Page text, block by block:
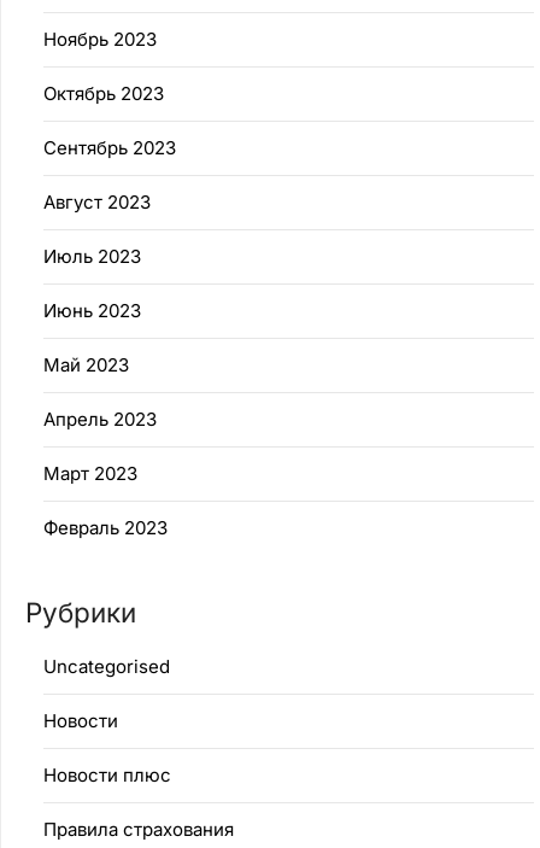
Ноябрь 2023
Октябрь 2023
Сентябрь 2023
Август 2023
Июль 2023
Июнь 2023
Май 2023
Апрель 2023
Март 2023
Февраль 2023
Рубрики
Uncategorised
Новости
Новости плюс
Правила страхования